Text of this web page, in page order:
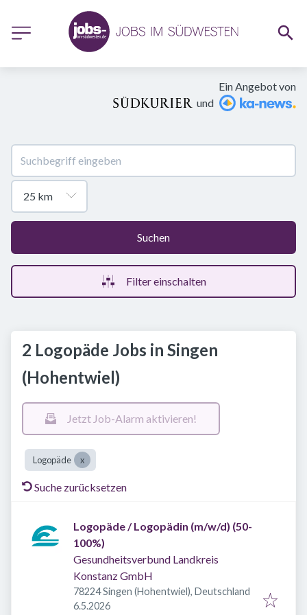
Ein Angebot von
und
Suchen
Filter einschalten
2 Logopäde Jobs in Singen
(Hohentwiel)
Jetzt Job-Alarm aktivieren!
Logopäde
Suche zurücksetzen
Logopäde / Logopädin (m/w/d) (50-
100%)
Gesundheitsverbund Landkreis
Konstanz GmbH
78224 Singen (Hohentwiel), Deutschland
Veröffentlicht
6.5.2026